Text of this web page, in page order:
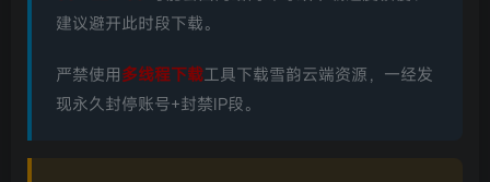
建议避开此时段下载。
严禁使用多线程下载工具下载雪韵云端资源，一经发
现永久封停账号+封禁IP段。